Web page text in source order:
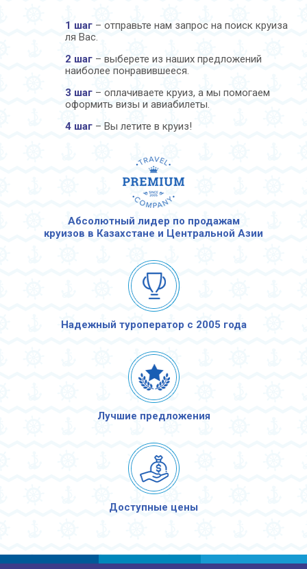
1 шаг – отправьте нам запрос на поиск круиза
ля Вас.
2 шаг – выберете из наших предложений
наиболее понравившееся.
3 шаг – оплачиваете круиз, а мы помогаем
оформить визы и авиабилеты.
4 шаг – Вы летите в круиз!
Абсолютный лидер по продажам
круизов в Казахстане и Центральной Азии
Надежный туроператор с 2005 года
Лучшие предложения
Доступные цены